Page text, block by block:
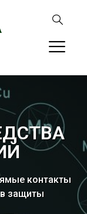
контакты
защиты